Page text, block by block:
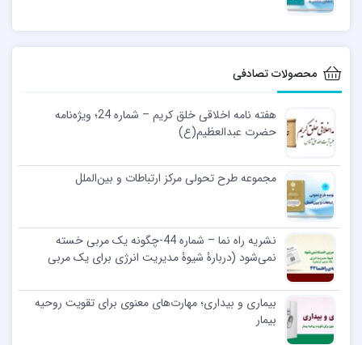
محصولات تصادفی
هفته نامه اخلاقی خلق کریم – شماره 24؛ ویژه‌نامه‌
حضرت‌ عبدالعظیم(ع)
مجموعه طرح تحولی مرکز ارتباطات و بین‌الملل
نشریه راه نما – شماره 44-چگونه یک مربی خسته
نمی‌شود (دربارۀ شیوۀ مدیریت انرژی برای یک مربی
بیماری و بیداری؛ مهارت‌های معنوی برای تقویت روحیه
بیمار